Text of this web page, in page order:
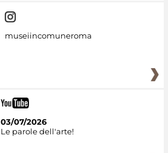
museiincomuneroma
03/07/2026
Le parole dell'arte!